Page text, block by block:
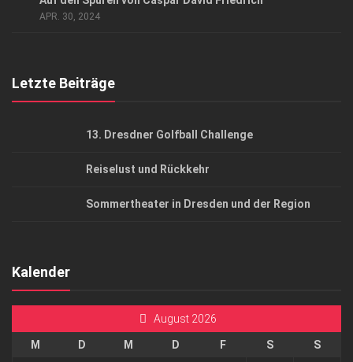
APR. 30, 2024
Letzte Beiträge
13. Dresdner Golfball Challenge
Reiselust und Rückkehr
Sommertheater in Dresden und der Region
Kalender
August 2026
M D M D F S
S